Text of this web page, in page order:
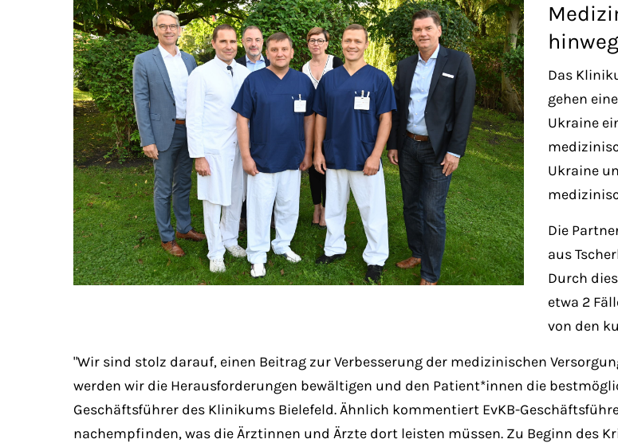
hinweg
Das
gehen
Ukraine
Ukraine
Die
aus
Durch
etwa 2
von den
"Wir sind stolz darauf, einen Beitrag zur Verbesserung der medizinischen
werden wir die Herausforderungen bewältigen und den Patient*innen die
Geschäftsführer des Klinikums Bielefeld. Ähnlich kommentiert EvKB-
nachempfinden, was die Ärztinnen und Ärzte dort leisten müssen. Zu Beginn des